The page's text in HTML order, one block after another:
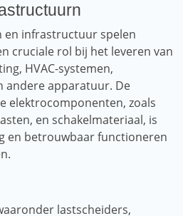
en infrastructuur spelen
cruciale rol bij het leveren van
HVAC-systemen,
andere apparatuur. De
elektrocomponenten, zoals
en schakelmateriaal, is
en betrouwbaar functioneren
lastscheiders,